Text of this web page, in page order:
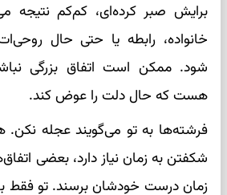
برایش صبر کرده‌ای، کم‌کم نتیجه
خانواده، رابطه یا حتی حال
شود. ممکن است اتفاق بزرگی
هست که حال دلت را عوض کند.
فرشته‌ها به تو می‌گویند عجله نکن.
شکفتن به زمان نیاز دارد، بعضی
زمان درست خودشان برسند. تو فقط